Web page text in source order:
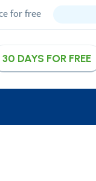
for free
30 DAYS FOR FREE